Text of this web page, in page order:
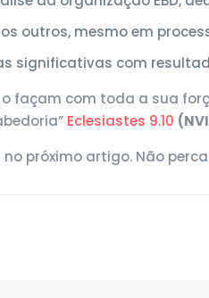
outros, mesmo em
significativas com
façam com toda a sua
Eclesiastes 9.10
próximo artigo. Não